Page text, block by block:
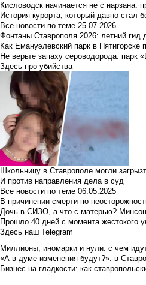
Кисловодск начинается не с нарзана:
История курорта, который давно стал
Все новости по теме 25.07.2026
Фонтаны Ставрополя 2026: летний гид
Как Емануэлевский парк в
Не верьте запаху сероводорода: парк
Здесь про убийства
Школьницу в Ставрополе могли
И против направления дела в суд
Все новости по теме 06.05.2025
В причинении смерти по
Дочь в СИЗО, а что с матерью? Минсоц
Прошло 40 дней с момента жестокого
Здесь наш Telegram
Миллионы, иномарки и нули: с чем
«А в думе изменения будут?»: в
Бизнес на гладкости: как